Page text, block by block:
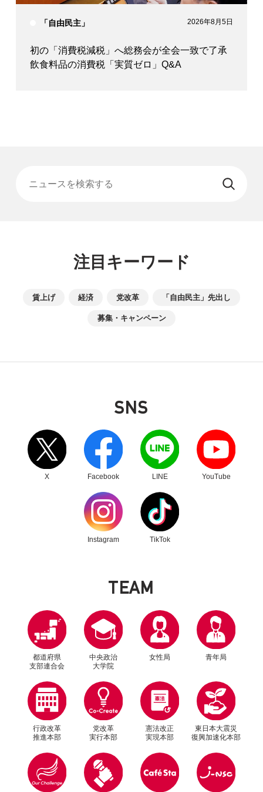
「自由民主」 2026年8月5日
初の「消費税減税」へ総務会が全会一致で了承
飲食料品の消費税「実質ゼロ」Q&A
注目キーワード
賃上げ 経済 党改革 「自由民主」先出し
募集・キャンペーン
SNS
X
別ウィンドウリンク
Facebook
別ウィンドウリンク
LINE
別ウィンドウリンク
YouTube
別ウィンドウリンク
Instagram
別ウィンドウリンク
TikTok
別ウィンドウリンク
TEAM
都道府県
支部連合会
中央政治
大学院
女性局 青年局
行政改革
推進本部
党改革
実行本部
憲法改正
実現本部
東日本大震災
復興加速化本部
別ウィンドウリンク別ウィンドウリンク